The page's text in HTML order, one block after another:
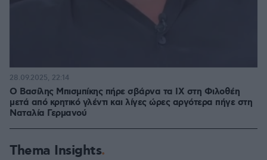
Ο Βασίλης Μπισμπίκης πήρε σβάρνα τα ΙΧ στη Φιλοθέη
μετά από κρητικό γλέντι και λίγες ώρες αργότερα πήγε στη
Ναταλία Γερμανού
28.09.2025, 22:14
Thema Insights